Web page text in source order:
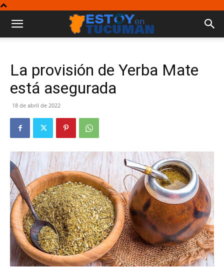
La provisión de Yerba Mate
está asegurada
18 de abril de 2022